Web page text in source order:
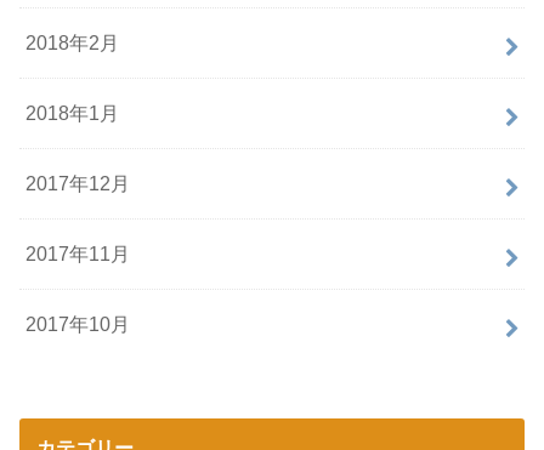
2018年2月
2018年1月
2017年12月
2017年11月
2017年10月